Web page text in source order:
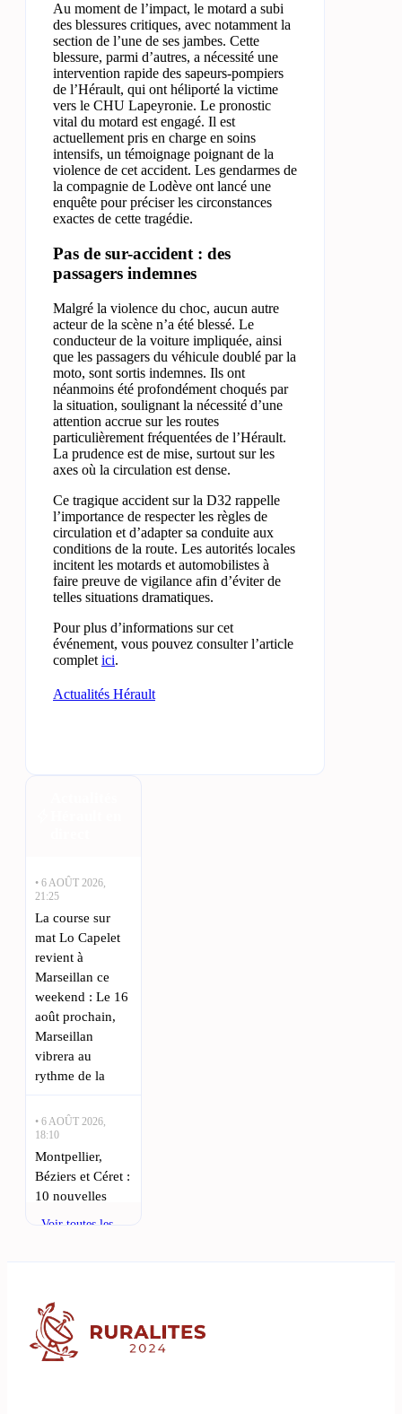
Au moment de l’impact, le motard a subi
des blessures critiques, avec notamment la
section de l’une de ses jambes. Cette
blessure, parmi d’autres, a nécessité une
intervention rapide des sapeurs-pompiers
de l’Hérault, qui ont héliporté la victime
vers le CHU Lapeyronie. Le pronostic
vital du motard est engagé. Il est
actuellement pris en charge en soins
intensifs, un témoignage poignant de la
violence de cet accident. Les gendarmes de
la compagnie de Lodève ont lancé une
enquête pour préciser les circonstances
exactes de cette tragédie.
Pas de sur-accident : des
passagers indemnes
Malgré la violence du choc, aucun autre
acteur de la scène n’a été blessé. Le
conducteur de la voiture impliquée, ainsi
que les passagers du véhicule doublé par la
moto, sont sortis indemnes. Ils ont
néanmoins été profondément choqués par
la situation, soulignant la nécessité d’une
attention accrue sur les routes
particulièrement fréquentées de l’Hérault.
La prudence est de mise, surtout sur les
axes où la circulation est dense.
Ce tragique accident sur la D32 rappelle
l’importance de respecter les règles de
circulation et d’adapter sa conduite aux
conditions de la route. Les autorités locales
incitent les motards et automobilistes à
faire preuve de vigilance afin d’éviter de
telles situations dramatiques.
Pour plus d’informations sur cet
événement, vous pouvez consulter l’article
complet ici.
Actualités Hérault
• 6 AOÛT 2026,
21:25
La course sur
mat Lo Capelet
revient à
Marseillan ce
weekend : Le 16
août prochain,
Marseillan
vibrera au
rythme de la
• 6 AOÛT 2026,
18:10
Montpellier,
Béziers et Céret :
10 nouvelles
matière
d’industrialisation
avec l’ouverture
Voir toutes les